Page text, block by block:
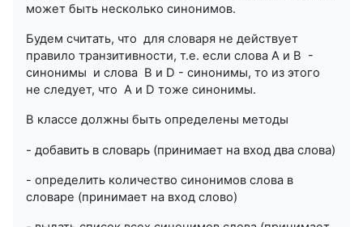
может быть несколько синонимов.
Будем считать, что для словаря не действует
правило транзитивности, т.е. если слова A и B -
синонимы и слова B и D - синонимы, то из этого
не следует, что A и D тоже синонимы.
В классе должны быть определены методы
- добавить в словарь (принимает на вход два слова)
- определить количество синонимов слова в
словаре (принимает на вход слово)